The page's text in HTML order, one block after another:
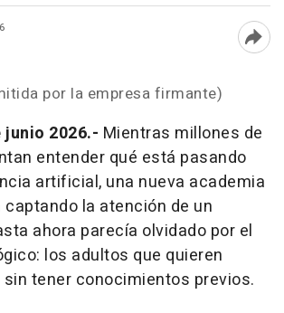
por la empresa firmante)
2026.- Mientras millones de
entender qué está pasando
artificial, una nueva academia
la atención de un
ahora parecía olvidado por el
los adultos que quieren
tener conocimientos previos.